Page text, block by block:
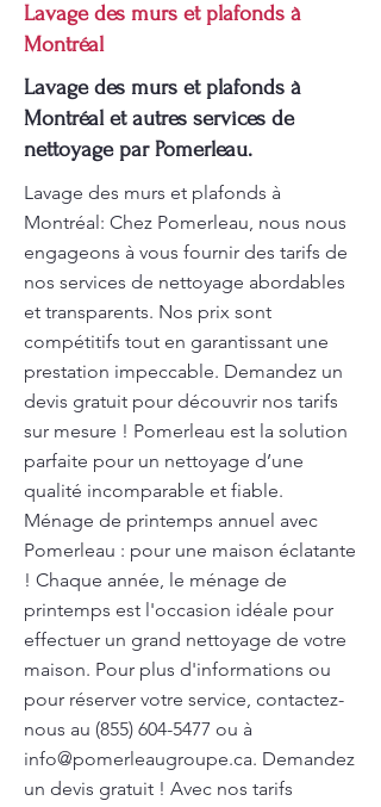
Lavage des murs et plafonds à
Montréal
Lavage des murs et plafonds à
Montréal et autres services de
nettoyage par Pomerleau.
Lavage des murs et plafonds à
Montréal: Chez Pomerleau, nous nous
engageons à vous fournir des tarifs de
nos services de nettoyage abordables
et transparents. Nos prix sont
compétitifs tout en garantissant une
prestation impeccable. Demandez un
devis gratuit pour découvrir nos tarifs
sur mesure ! Pomerleau est la solution
parfaite pour un nettoyage d’une
qualité incomparable et fiable.
Ménage de printemps annuel avec
Pomerleau : pour une maison éclatante
! Chaque année, le ménage de
printemps est l'occasion idéale pour
effectuer un grand nettoyage de votre
maison. Pour plus d'informations ou
pour réserver votre service, contactez-
nous au (855) 604-5477 ou à
info@pomerleaugroupe.ca. Demandez
un devis gratuit ! Avec nos tarifs